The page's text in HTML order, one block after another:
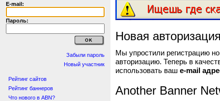
E-mail:
Пароль:
Забыли пароль
Новый участник
Рейтинг сайтов
Рейтинг баннеров
Что нового в ABN?
Новая
Мы упростили регистрацию
авторизацию. Теперь в
использовать ваш e-mail
Another Banner